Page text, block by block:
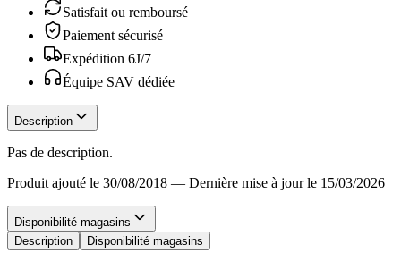
Satisfait ou remboursé
Paiement sécurisé
Expédition 6J/7
Équipe SAV dédiée
Description
Pas de description.
Produit ajouté le 30/08/2018 — Dernière mise à jour le 15/03/2026
Disponibilité magasins
Description
Disponibilité magasins